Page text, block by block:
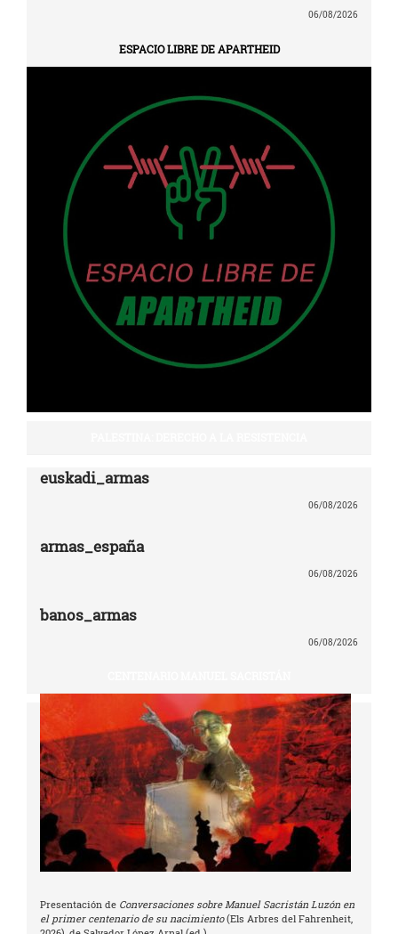
06/08/2026
ESPACIO LIBRE DE APARTHEID
euskadi_armas
06/08/2026
armas_españa
06/08/2026
banos_armas
06/08/2026
Presentación de Conversaciones sobre Manuel Sacristán Luzón en
el primer centenario de su nacimiento(Els Arbres del Fahrenheit,